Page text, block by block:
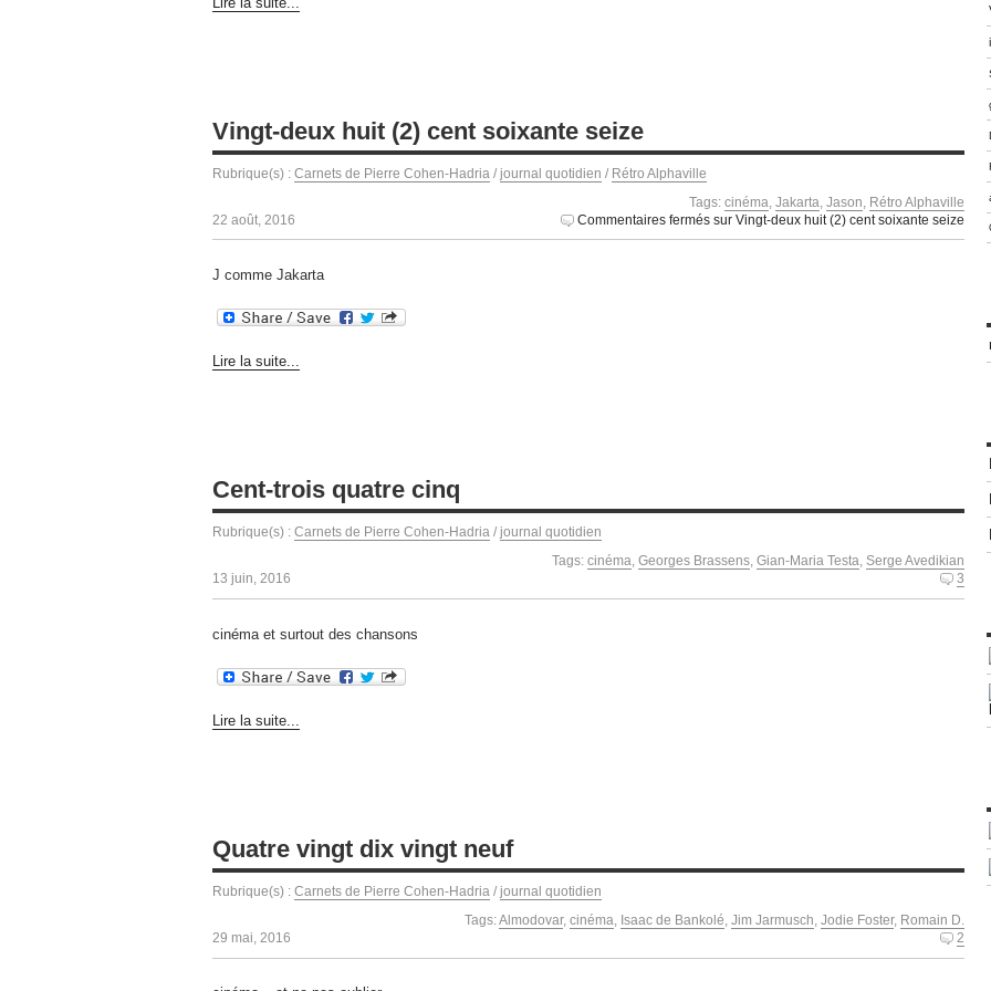
Vingt-deux huit (2) cent soixante seize
Rubrique(s) : Carnets de Pierre Cohen-Hadria / journal quotidien / Rétro Alphaville
Tags: cinéma, Jakarta, Jason, Rétro Alphaville
22 août, 2016
Commentaires fermés sur Vingt-deux huit (2) cent soixante seize
J comme Jakarta
Lire la suite...
Cent-trois quatre cinq
Rubrique(s) : Carnets de Pierre Cohen-Hadria / journal quotidien
Tags: cinéma, Georges Brassens, Gian-Maria Testa, Serge Avedikian
13 juin, 2016
3
cinéma et surtout des chansons
Lire la suite...
Quatre vingt dix vingt neuf
Rubrique(s) : Carnets de Pierre Cohen-Hadria / journal quotidien
Tags:Almodovar, cinéma, Isaac de Bankolé, Jim Jarmusch, Jodie Foster, Romain D.
29 mai, 2016
2